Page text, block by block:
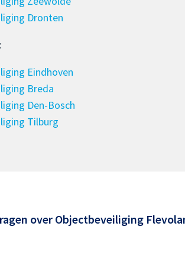
Dronten
Eindhoven
Breda
Den-Bosch
Tilburg
overObjectbeveiliging